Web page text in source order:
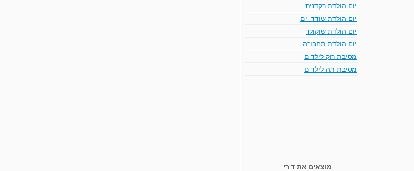
יום הולדת רקדנית
יום הולדת שודדי ים
יום הולדת שוקולד
יום הולדת תחבורה
מסיבת רוק לילדים
מסיבת תה לילדים
מוצאים את דורי